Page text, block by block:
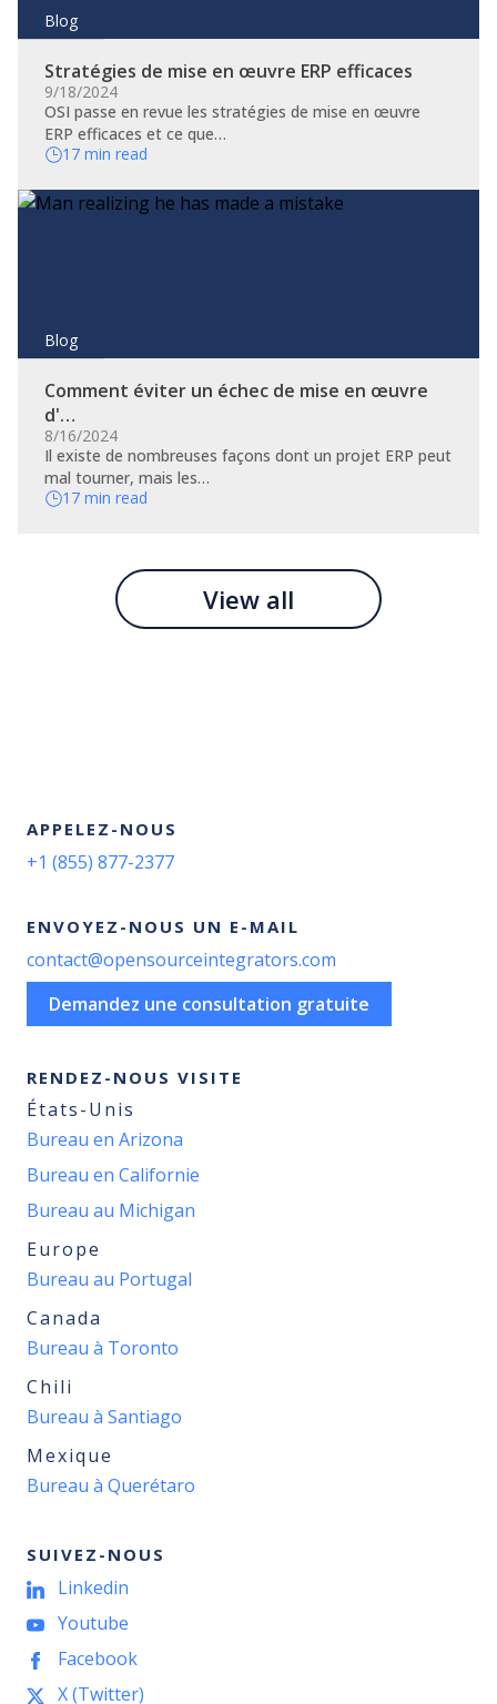
Blog
Stratégies de mise en œuvre ERP efficaces
9/18/2024
OSI passe en revue les stratégies de mise en œuvre
ERP efficaces et ce que…
17 min read
Blog
Comment éviter un échec de mise en œuvre
d'…
8/16/2024
​Il existe de nombreuses façons dont un projet ERP peut
mal tourner, mais les…
17 min read
View all
APPELEZ-NOUS
+1 (855) 877-2377
ENVOYEZ-NOUS UN E-MAIL
contact@opensourceintegrators.com
Demandez une consultation gratuite
RENDEZ-NOUS VISITE
États-Unis
Bureau en Arizona
Bureau en Californie
Bureau au Michigan
Europe
Bureau au Portugal
Canada
Bureau à Toronto
Chili
Bureau à Santiago
Mexique
Bureau à Querétaro
SUIVEZ-NOUS
Linkedin
Youtube
Facebook
X (Twitter)